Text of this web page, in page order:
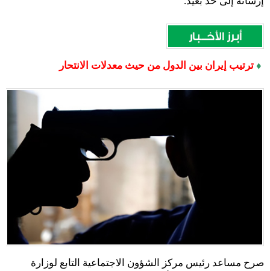
♦ ترتيب إيران بين الدول من حيث معدلات الانتحار
صرح مساعد رئيس مركز الشؤون الاجتماعية التابع لوزارة